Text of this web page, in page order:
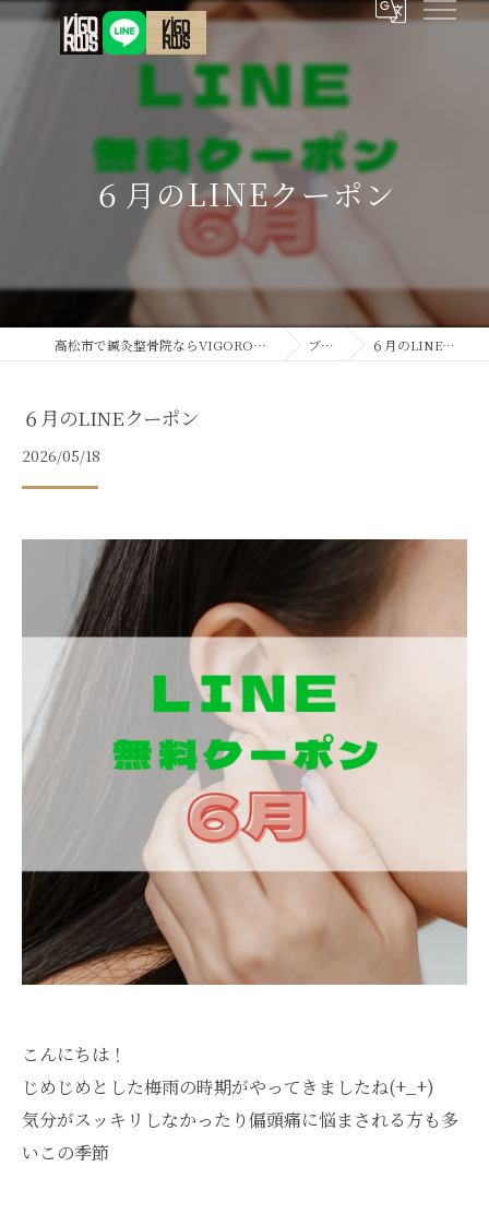
６月のLINEクーポン
高松市で鍼灸整骨院ならVIGOROUS鍼灸接骨院 ブログ ６月のLINEクーポン
６月のLINEクーポン
2026/05/18
こんにちは！
じめじめとした梅雨の時期がやってきましたね(+_+)
気分がスッキリしなかったり偏頭痛に悩まされる方も多
いこの季節